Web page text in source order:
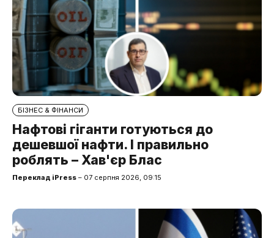
БІЗНЕС & ФІНАНСИ
Нафтові гіганти готуються до
дешевшої нафти. І правильно
роблять – Хав'єр Блас
Переклад iPress – 07 серпня 2026, 09:15